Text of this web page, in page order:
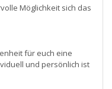
Möglichkeit sich das
für euch eine
und persönlich ist